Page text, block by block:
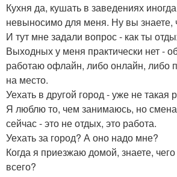
Кухня да, кушать в заведениях
невыносимо для меня. Ну вы знаете,
И тут мне задали вопрос - как ты
Выходных у меня практически нет -
работаю офлайн, либо онлайн, либо
на место.
Уехать в другой город - уже не такая
Я люблю то, чем занимаюсь, но
сейчас - это не отдых, это работа.
Уехать за город? А оно надо мне?
Когда я приезжаю домой, знаете,
всего?